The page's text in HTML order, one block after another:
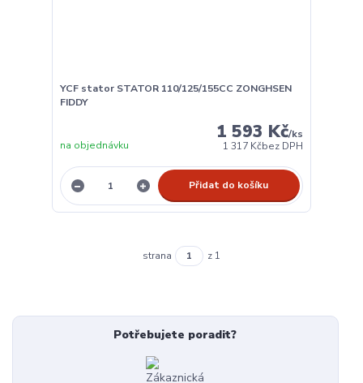
YCF stator STATOR 110/125/155CC ZONGHSEN
FIDDY
1 593 Kč/ks
1 317 Kčbez DPH
na objednávku
Přidat do košíku
strana z 1
Potřebujete poradit?